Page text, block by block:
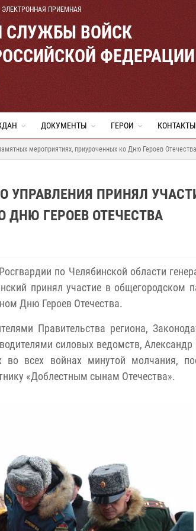
ЭЛЕКТРОННАЯ ПРИЕМНАЯ
СЛУЖБЫ ВОЙСК
ФЕДЕРАЦИИ
ДОКУМЕНТЫ ГЕРОИ КОНТАКТЫ
мероприятиях, приуроченных ко Дню Героев Отечества
УПРАВЛЕНИЯ ПРИНЯЛ
ГЕРОЕВ ОТЕЧЕСТВА
по Челябинской области
принял участие в общегородском
Дню Героев Отечества.
Правительства региона,
силовых ведомств,
во всех войнах минутой молчания,
«Доблестным сынам Отечества».